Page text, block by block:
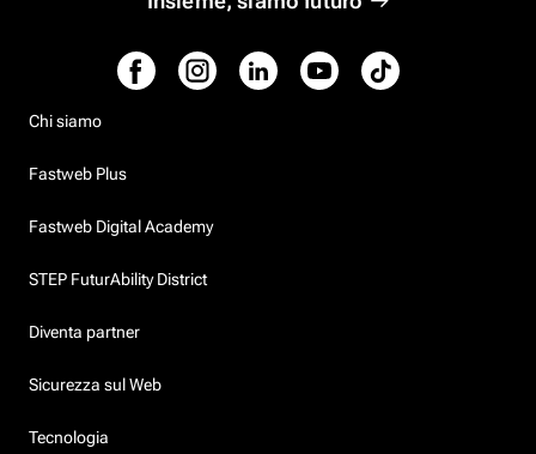
Chi siamo
Fastweb Plus
Fastweb Digital Academy
STEP FuturAbility District
Diventa partner
Sicurezza sul Web
Tecnologia